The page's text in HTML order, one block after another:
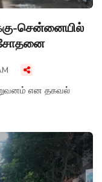
சென்னையில்
சோதனை
என தகவல்